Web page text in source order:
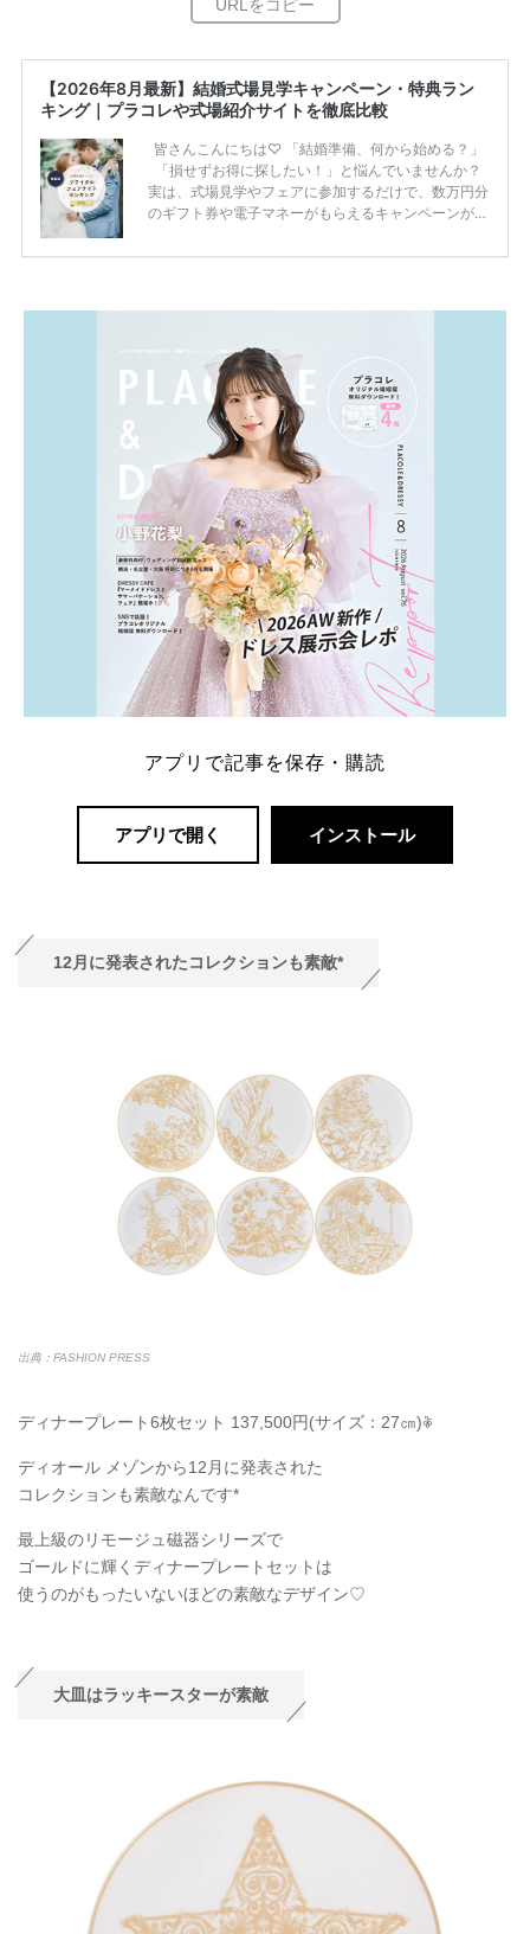
【2026年8月最新】結婚式場見学キャンペーン・特典ラン
キング｜プラコレや式場紹介サイトを徹底比較
皆さんこんにちは♡ 「結婚準備、何から始める？」
「損せずお得に探したい！」と悩んでいませんか？
実は、式場見学やフェアに参加するだけで、数万円分
のギフト券や電子マネーがもらえるキャンペーンがあ
ため、比較せずに選ぶと損をしてしまうことも……。
一番お得？」「プラコレの特典は？」といった疑問も
解決します。 まずは診断で候補を絞れる「ウェディ
ング診断」か、体験型 […]続きを読む
アプリで記事を保存・購読
アプリで開く インストール
12月に発表されたコレクションも素敵*
出典：FASHION PRESS
ディナープレート6枚セット 137,500円(サイズ：27㎝)𖦞
ディオール メゾンから12月に発表された
コレクションも素敵なんです*
最上級のリモージュ磁器シリーズで
ゴールドに輝くディナープレートセットは
使うのがもったいないほどの素敵なデザイン♡
大皿はラッキースターが素敵